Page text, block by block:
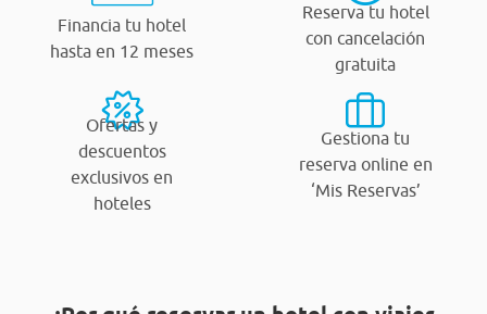
Financia tu hotel
hasta en 12 meses
Reserva tu hotel
con cancelación
gratuita
Ofertas y
descuentos
exclusivos en
hoteles
Gestiona tu
reserva online en
‘Mis Reservas’